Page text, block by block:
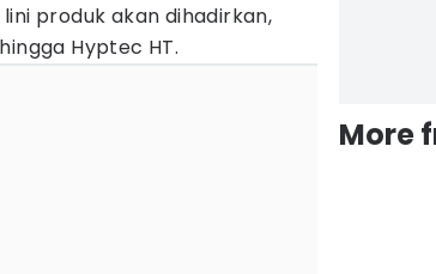
produk akan dihadirkan,
Hyptec HT.
More